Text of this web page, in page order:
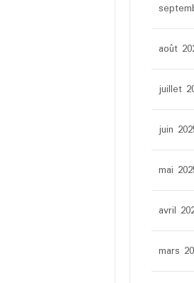
août
juillet
juin
mai
avril
mars